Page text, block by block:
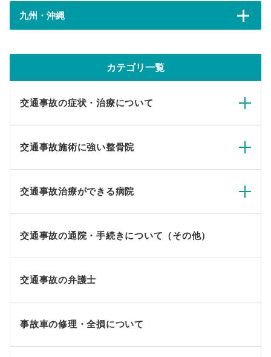
九州・沖縄
カテゴリ一覧
交通事故の症状・治療について
交通事故施術に強い整骨院
交通事故治療ができる病院
交通事故の通院・手続きについて（その他）
交通事故の弁護士
事故車の修理・全損について